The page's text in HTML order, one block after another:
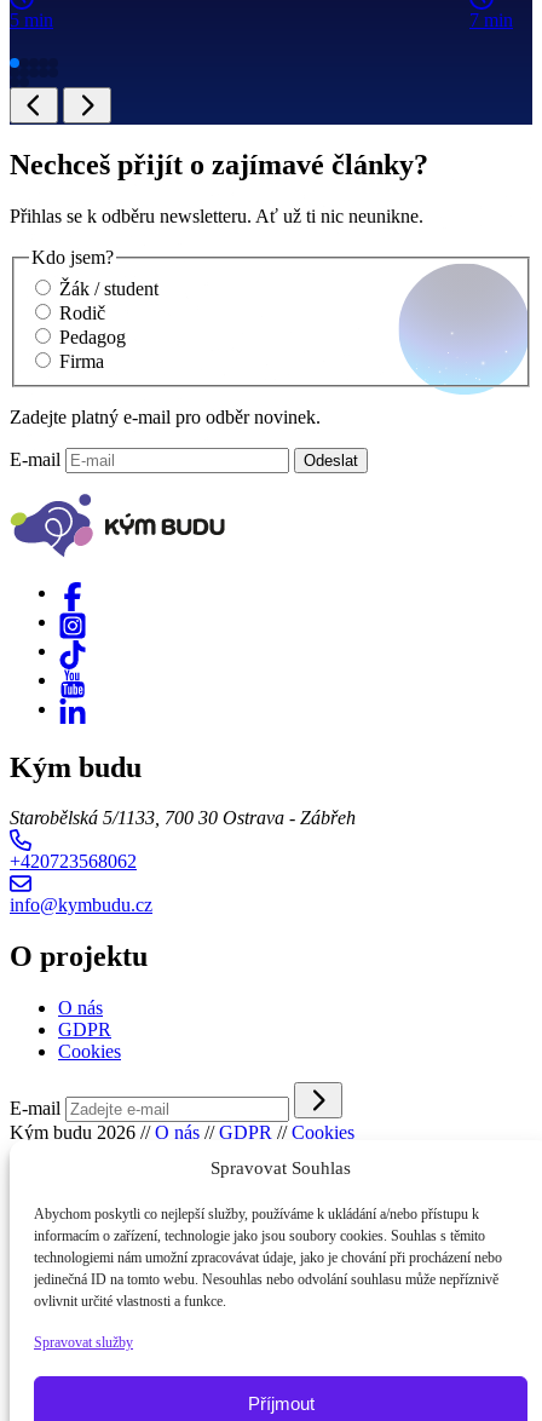
Spravovat Souhlas
Abychom poskytli co nejlepší služby, používáme k ukládání a/nebo přístupu k
informacím o zařízení, technologie jako jsou soubory cookies. Souhlas s těmito
technologiemi nám umožní zpracovávat údaje, jako je chování při procházení nebo
jedinečná ID na tomto webu. Nesouhlas nebo odvolání souhlasu může nepříznivě
ovlivnit určité vlastnosti a funkce.
Spravovat služby
Příjmout
5 min 7 min
Nechceš přijít o zajímavé články?
Přihlas se k odběru newsletteru. Ať už ti nic neunikne.
Kdo jsem?
Žák / student
Rodič
Pedagog
Firma
Zadejte platný e-mail pro odběr novinek.
E-mail Odeslat
Kým budu
Starobělská 5/1133, 700 30 Ostrava - Zábřeh
+420723568062
info@kymbudu.cz
O projektu
O nás
GDPR
Cookies
E-mail
Kým budu 2026 // O nás // GDPR // Cookies